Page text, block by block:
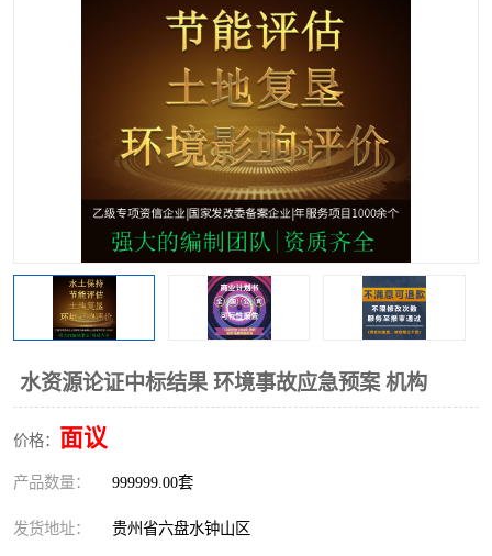
水资源论证中标结果 环境事故应急预案 机构
价格： 面议
产品数量： 999999.00套
发货地址： 贵州省六盘水钟山区